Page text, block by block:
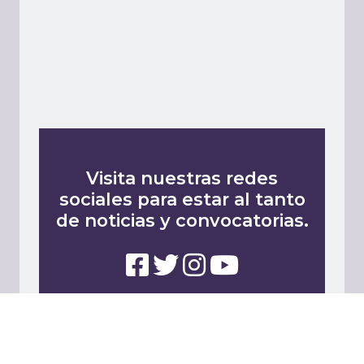
Visita nuestras redes
sociales para estar al tanto
de noticias y convocatorias.